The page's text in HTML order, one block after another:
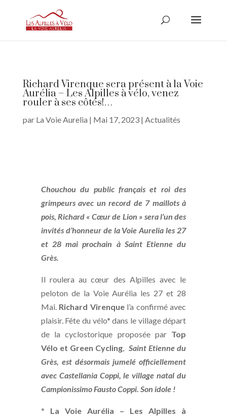
Richard Virenque sera présent à la Voie
Aurélia – Les Alpilles à vélo, venez
rouler à ses côtés!…
par La Voie Aurelia | Mai 17, 2023| Actualités
Chouchou du public français et roi des
grimpeurs avec un record de 7 maillots à
pois, Richard « Cœur de Lion » sera l’un des
invités d’honneur de la Voie Aurelia les 27
et 28 mai prochain à Saint Etienne du
Grès.
Il roulera au cœur des Alpilles avec le
peloton de la Voie Aurélia les 27 et 28
Mai. Richard Virenque l’a confirmé avec
plaisir. Fête du vélo* dans le village départ
de la cyclostorique proposée par Top
Vélo et Green Cycling, Saint Etienne du
Grès, est désormais jumelé officiellement
avec Castellania Coppi, le village natal du
Campionissimo Fausto Coppi. Son idole !
*
La Voie Aurélia – Les Alpilles à